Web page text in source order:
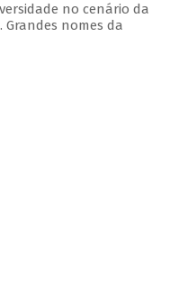
no cenário da
nomes da